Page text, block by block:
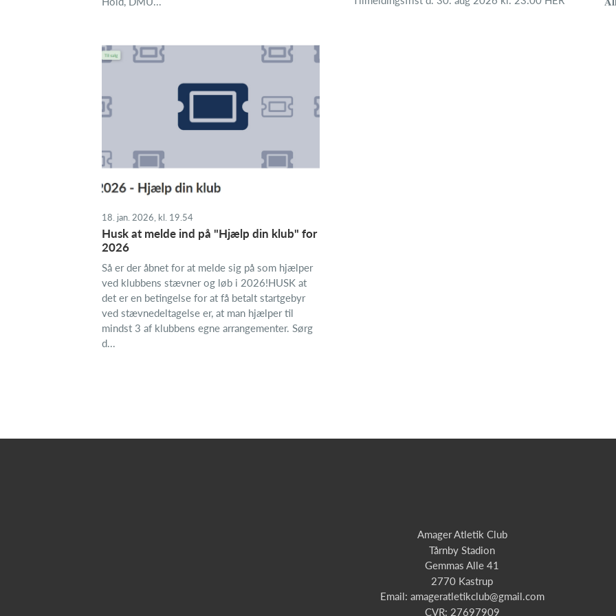
18. jan. 2026, kl. 19.54
Husk at melde ind på "Hjælp din klub" for
2026
Så er der åbnet for at melde sig på som hjælper
ved klubbens stævner og løb i 2026!HUSK at
det er en betingelse for at få betalt startgebyr
ved stævnedeltagelse er, at man hjælper til
mindst 3 af klubbens egne arrangementer. Sørg
d...
Amager Atletik Club
Tårnby Stadion
Gemmas Alle 41
2770 Kastrup
Email: amageratletikclub@gmail.com
CVR: 27697909